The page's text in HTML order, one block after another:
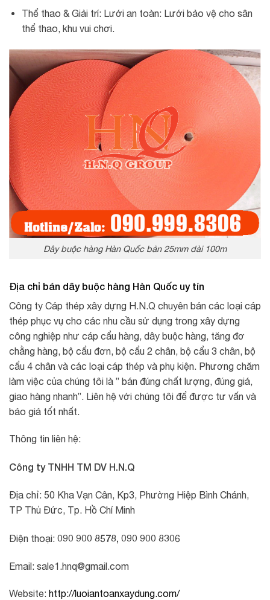
Thể thao & Giải trí: Lưới an toàn: Lưới bảo vệ cho sân
thể thao, khu vui chơi.
Dây buộc hàng Hàn Quốc bản 25mm dài 100m
Địa chỉ bán dây buộc hàng Hàn Quốc uy tín
Công ty Cáp thép xây dựng H.N.Q chuyên bán các loại cáp
thép phục vụ cho các nhu cầu sử dụng trong xây dựng
công nghiệp như cáp cẩu hàng, dây buộc hàng, tăng đơ
chằng hàng, bộ cẩu đơn, bộ cẩu 2 chân, bộ cẩu 3 chân, bộ
cẩu 4 chân và các loại cáp thép và phụ kiện. Phương chăm
làm việc của chúng tôi là ” bán đúng chất lượng, đúng giá,
giao hàng nhanh”. Liên hệ với chúng tôi để được tư vấn và
báo giá tốt nhất.
Thông tin liên hệ:
Công ty TNHH TM DV H.N.Q
Địa chỉ: 50 Kha Vạn Cân, Kp3, Phường Hiệp Bình Chánh,
TP Thủ Đức, Tp. Hồ Chí Minh
Điện thoại: 090 900 8578, 090 900 8306
Email: sale1.hnq@gmail.com
Website: http://luoiantoanxaydung.com/